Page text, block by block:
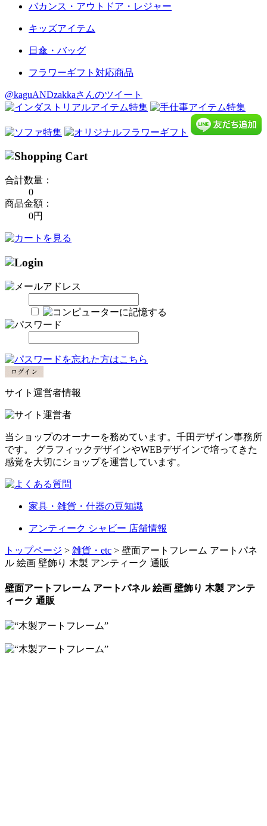
バカンス・アウトドア・レジャー
キッズアイテム
日傘・バッグ
フラワーギフト対応商品
@kaguANDzakkaさんのツイート
合計数量：
0
商品金額：
0円
サイト運営者情報
当ショップのオーナーを務めています。千田デザイン事務所
です。 グラフィックデザインやWEBデザインで培ってきた
感覚を大切にショップを運営しています。
家具・雑貨・什器の豆知識
アンティーク シャビー 店舗情報
トップページ > 雑貨・etc > 壁面アートフレーム アートパネ
ル 絵画 壁飾り 木製 アンティーク 通販
壁面アートフレーム アートパネル 絵画 壁飾り 木製 アンテ
ィーク 通販